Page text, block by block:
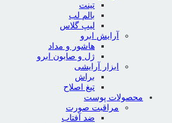
تینت
بالم لب
لیپ گلاس
آرایش ابرو
هاشور و مداد
ژل و صابون ابرو
ابزار آرایشی
براش
تیغ اصلاح
محصولات پوست
مراقبت صورت
ضد آفتاب